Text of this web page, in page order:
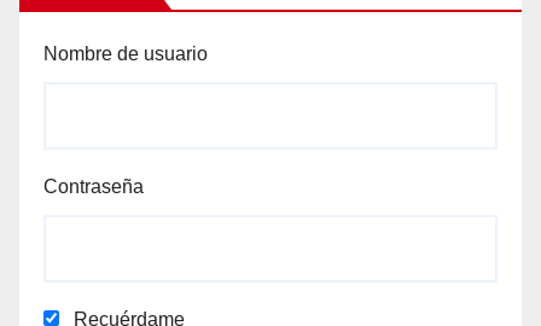
Nombre de usuario
Contraseña
Recuérdame